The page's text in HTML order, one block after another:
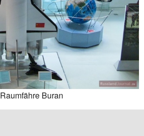
Raumfähre Buran